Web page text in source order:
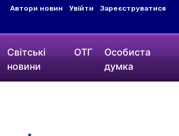
Автори новин Увійти Зареєструватися
Світські
новини
ОТГ
Особиста
думка